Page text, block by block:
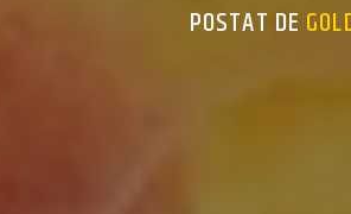
POSTAT DE